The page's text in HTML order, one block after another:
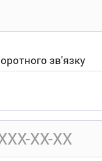
UP
зв'язку